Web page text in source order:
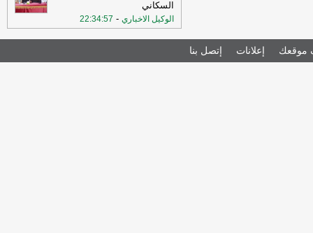
السكاني
الوكيل الاخباري -
22:34:57
موقعك إعلانات إتصل بنا